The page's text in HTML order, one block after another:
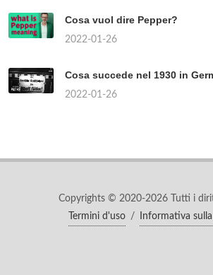
Cosa vuol dire Pepper?
2022-01-26
Cosa succede nel 1930 in
2022-01-26
Copyrights © 2020-2026 Tutti i
Termini d'uso
/ Informativa